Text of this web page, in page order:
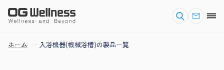
ホーム 入浴機器(機械浴槽)の製品一覧